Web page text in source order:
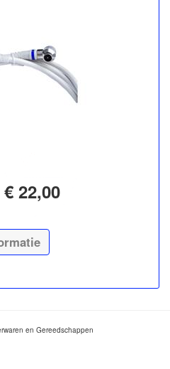
€ 22,00
en Gereedschappen